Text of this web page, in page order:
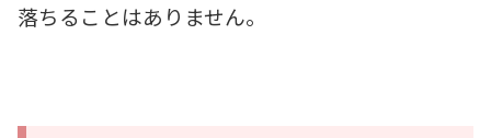
落ちることはありません。